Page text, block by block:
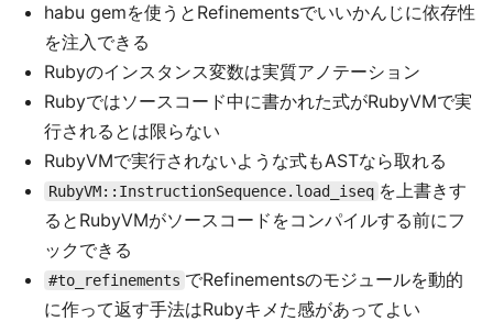
habu gemを使うとRefinementsでいいかんじに依存性
を注入できる
Rubyのインスタンス変数は実質アノテーション
Rubyではソースコード中に書かれた式がRubyVMで実
行されるとは限らない
RubyVMで実行されないような式もASTなら取れる
RubyVM::InstructionSequence.load_iseq を上書きす
るとRubyVMがソースコードをコンパイルする前にフ
ックできる
#to_refinements でRefinementsのモジュールを動的
に作って返す手法はRubyキメた感があってよい